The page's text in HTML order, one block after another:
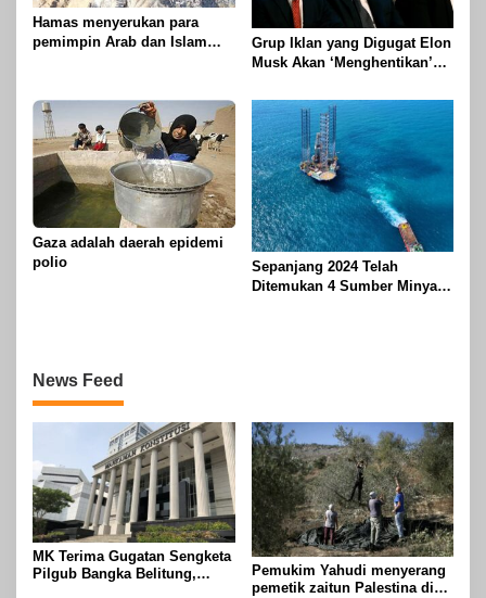
Hamas menyerukan para
pemimpin Arab dan Islam
genosida di Gaza
Grup Iklan yang Digugat Elon
Musk Akan ‘Menghentikan’
Gaza adalah daerah epidemi
polio
Sepanjang 2024 Telah
Ditemukan 4 Sumber Minyak
News Feed
MK Terima Gugatan Sengketa
Pilgub Bangka Belitung,
Pemukim Yahudi menyerang
pemetik zaitun Palestina di